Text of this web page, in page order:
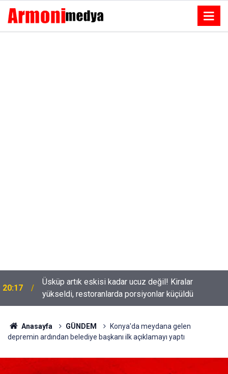
20:17
18:53
Tolga Sarıtaş veda ediyor mu? Yeni sezon kararı
belli oldu
Anasayfa GÜNDEM
Konya'da meydana gelen
depremin ardından belediye başkanı ilk açıklamayı yaptı